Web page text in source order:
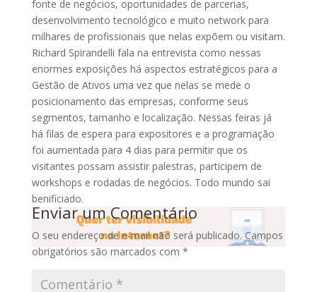
fonte de negócios, oportunidades de parcerias,
desenvolvimento tecnológico e muito network para
milhares de profissionais que nelas expõem ou visitam.
Richard Spirandelli fala na entrevista como nessas
enormes exposições há aspectos estratégicos para a
Gestão de Ativos uma vez que nelas se mede o
posicionamento das empresas, conforme seus
segmentos, tamanho e localização. Nessas feiras já
há filas de espera para expositores e a programação
foi aumentada para 4 dias para permitir que os
visitantes possam assistir palestras, participem de
workshops e rodadas de negócios. Todo mundo sai
benificiado.
Enviar um Comentário
O seu endereço de e-mail não será publicado. Campos
obrigatórios são marcados com *